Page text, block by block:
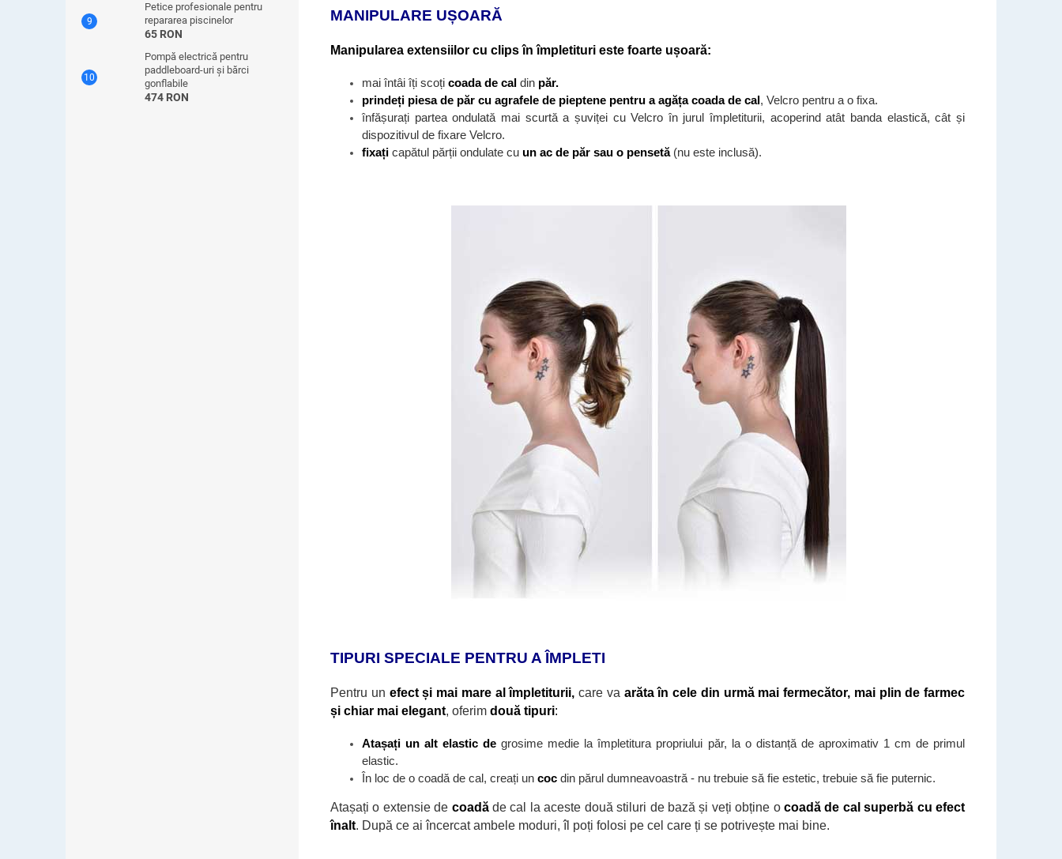
Petice profesionale pentru
repararea piscinelor
65 RON
Pompă electrică pentru
paddleboard-uri și bărci
gonflabile
474 RON
MANIPULARE UȘOARĂ
Manipularea extensiilor cu clips în împletituri este foarte ușoară:
mai întâi îți scoți coada de cal din păr.
prindeți piesa de păr cu agrafele de pieptene pentru a agăța coada de cal, Velcro pentru a o fixa.
înfășurați partea ondulată mai scurtă a șuviței cu Velcro în jurul împletiturii, acoperind atât banda elastică, cât și
dispozitivul de fixare Velcro.
fixați capătul părții ondulate cu un ac de păr sau o pensetă (nu este inclusă).
TIPURI SPECIALE PENTRU A ÎMPLETI
Pentru un efect și mai mare alîmpletiturii, care va arăta în cele din urmă mai fermecător, mai plin de farmec
și chiar mai elegant, oferim două tipuri:
Atașați un alt elastic degrosime medie laîmpletitura propriului păr, la o distanță de aproximativ 1 cm de primul
elastic.
În loc de o coadă de cal, creați un coc din părul dumneavoastră - nu trebuie să fie estetic, trebuie să fie puternic.
Atașați o extensie de coadăde cal la aceste două stiluri de bază și veți obține o coadă de cal superbă cu efect
înalt. După ce ai încercat ambele moduri, îl poți folosi pe cel care ți se potrivește mai bine.